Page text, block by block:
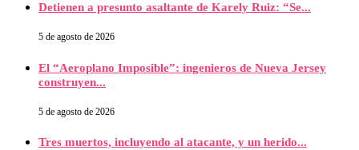
Detienen a presunto asaltante de Karely Ruiz: “Se...
5 de agosto de 2026
El “Aeroplano Imposible”: ingenieros de Nueva Jersey
construyen...
5 de agosto de 2026
Tres muertos, incluyendo al atacante, y un herido...